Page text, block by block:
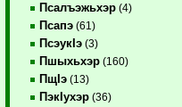
Псалъэжьхэр (4)
Псапэ (61)
ПсэукIэ (3)
Пшыхьхэр (160)
ПщIэ (13)
ПэкIухэр (36)